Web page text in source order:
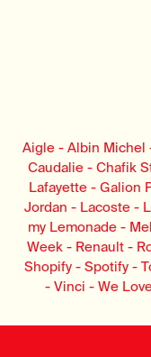
Aigle - Albin Michel
Caudalie - Chafik
Lafayette - Galion
Jordan - Lacoste -
my Lemonade -
Week - Renault -
Shopify - Spotify -
- Vinci - We